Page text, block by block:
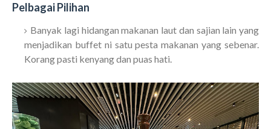
Pelbagai Pilihan
Banyak lagi hidangan makanan laut dan sajian lain yang
menjadikan buffet ni satu pesta makanan yang sebenar.
Korang pasti kenyang dan puas hati.